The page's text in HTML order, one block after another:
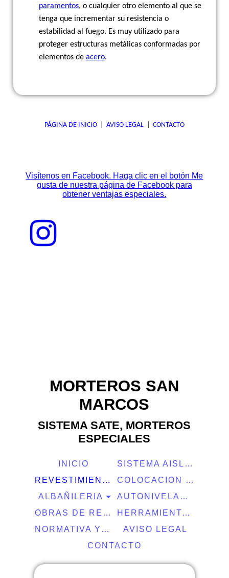
paramentos, o cualquier otro elemento al que se
tenga que incrementar su resistencia o
estabilidad al fuego. Es muy utilizado para
proteger estructuras metálicas conformadas por
elementos de acero.
PÁGINA DE INICIO| AVISO LEGAL| CONTACTO
Visítenos en Facebook. Haga clic en el botón Me
gusta de nuestra página de Facebook para
obtener ventajas especiales.
MORTEROS SAN
MARCOS
SISTEMA SATE, MORTEROS
ESPECIALES
INICIO
SISTEMA AISLAMIENTO SATE
REVESTIMIENTOS FACHADAS E INTERIORES
COLOCACION DE CERAMICA
ALBAÑILERIA
AUTONIVELANTES
OBRAS DE REFERENCIA
HERRAMIENTAS
NORMATIVA Y CALIDAD
AVISO LEGAL
CONTACTO